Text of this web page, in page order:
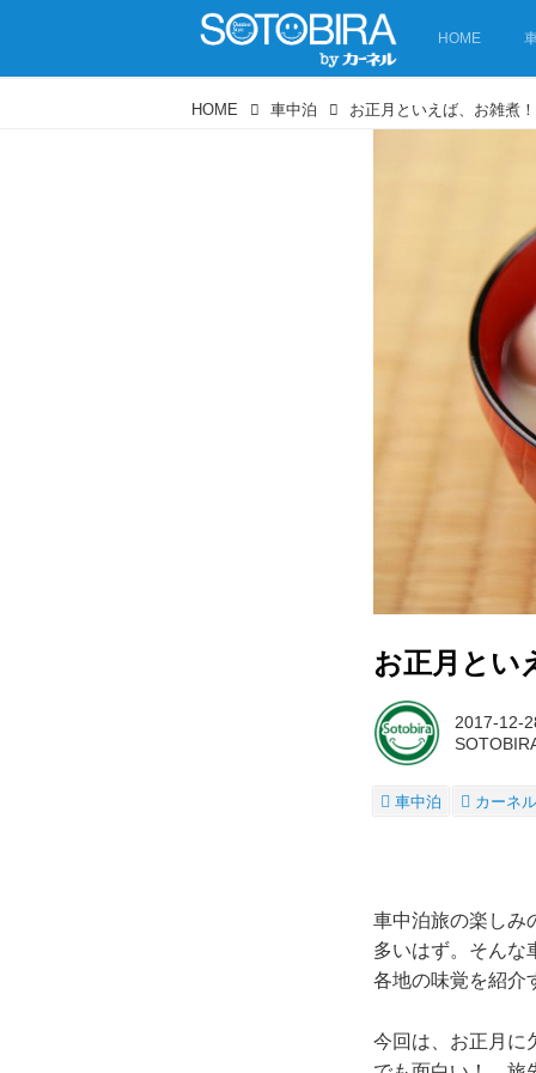
HOME
HOME 車中泊 お正月といえば、お雑煮
お正月とい
2017-12-
車中泊 カーネル
車中泊旅の楽しみ
多いはず。そんな
各地の味覚を紹介
今回は、お正月に